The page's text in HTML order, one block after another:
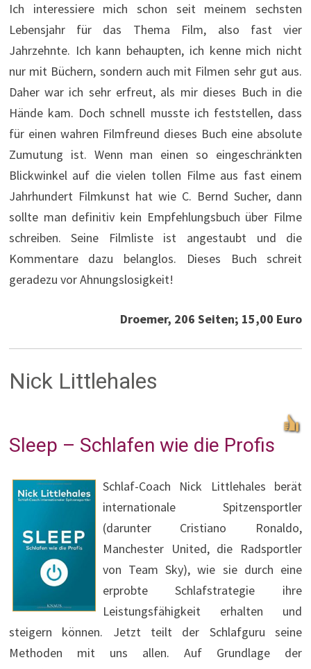
Ich interessiere mich schon seit meinem sechsten
Lebensjahr für das Thema Film, also fast vier
Jahrzehnte. Ich kann behaupten, ich kenne mich nicht
nur mit Büchern, sondern auch mit Filmen sehr gut aus.
Daher war ich sehr erfreut, als mir dieses Buch in die
Hände kam. Doch schnell musste ich feststellen, dass
für einen wahren Filmfreund dieses Buch eine absolute
Zumutung ist. Wenn man einen so eingeschränkten
Blickwinkel auf die vielen tollen Filme aus fast einem
Jahrhundert Filmkunst hat wie C. Bernd Sucher, dann
sollte man definitiv kein Empfehlungsbuch über Filme
schreiben. Seine Filmliste ist angestaubt und die
Kommentare dazu belanglos. Dieses Buch schreit
geradezu vor Ahnungslosigkeit!
Droemer, 206 Seiten; 15,00 Euro
Nick Littlehales
Sleep – Schlafen wie die Profis
Schlaf-Coach Nick Littlehales berät
internationale Spitzensportler
(darunter Cristiano Ronaldo,
Manchester United, die Radsportler
von Team Sky), wie sie durch eine
erprobte Schlafstrategie ihre
Leistungsfähigkeit erhalten und
steigern können. Jetzt teilt der Schlafguru seine
Methoden mit uns allen. Auf Grundlage der